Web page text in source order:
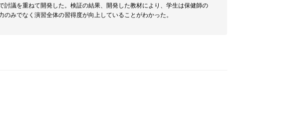
議を重ねて開発した。検証の結果、開発した教材により、学生は保健師の
みでなく演習全体の習得度が向上していることがわかった。